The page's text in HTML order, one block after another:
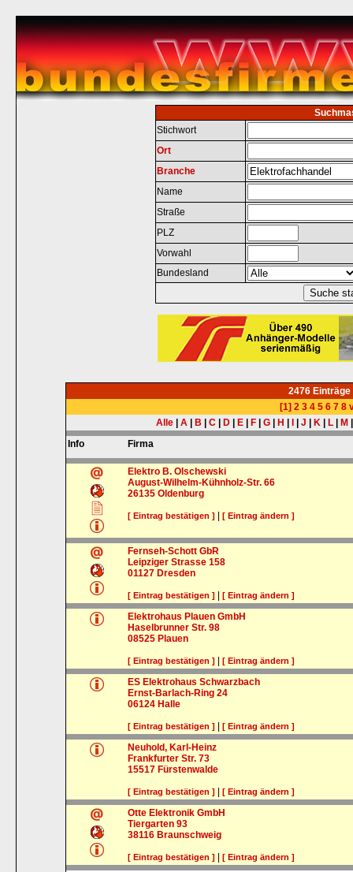
Stichwort
Ort
Branche
Name
Straße
PLZ
Vorwahl
Bundesland
2476 Einträge
[1] 2 3 4 5 6 7 8
Alle
A B C D E F G H J K L M
Info
Firma
Elektro B. Olschewski
August-Wilhelm-Kühnholz-Str. 66
26135 Oldenburg
[ Eintrag bestätigen ] |[ Eintrag ändern ]
Fernseh-Schott GbR
Leipziger Strasse 158
01127 Dresden
[ Eintrag bestätigen ] |[ Eintrag ändern ]
Elektrohaus Plauen GmbH
Haselbrunner Str. 98
08525 Plauen
[ Eintrag bestätigen ] |[ Eintrag ändern ]
ES Elektrohaus Schwarzbach
Ernst-Barlach-Ring 24
06124 Halle
[ Eintrag bestätigen ] |[ Eintrag ändern ]
Neuhold, Karl-Heinz
Frankfurter Str. 73
15517 Fürstenwalde
[ Eintrag bestätigen ] |[ Eintrag ändern ]
Otte Elektronik GmbH
Tiergarten 93
38116 Braunschweig
[ Eintrag bestätigen ] |[ Eintrag ändern ]